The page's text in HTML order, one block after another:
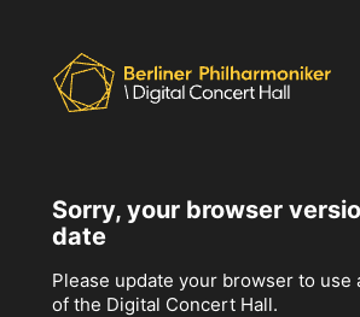
Sorry, your browser
date
Please update your browser to use
of the Digital Concert Hall.